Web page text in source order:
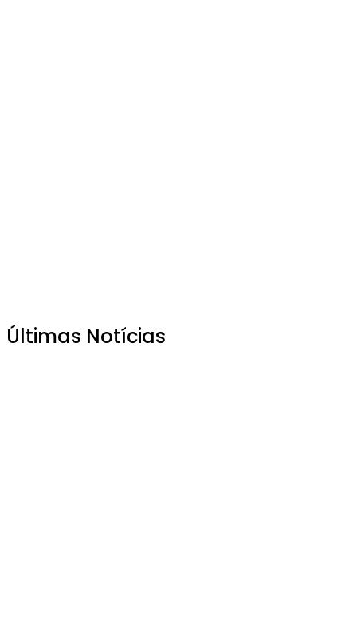
Últimas Notícias